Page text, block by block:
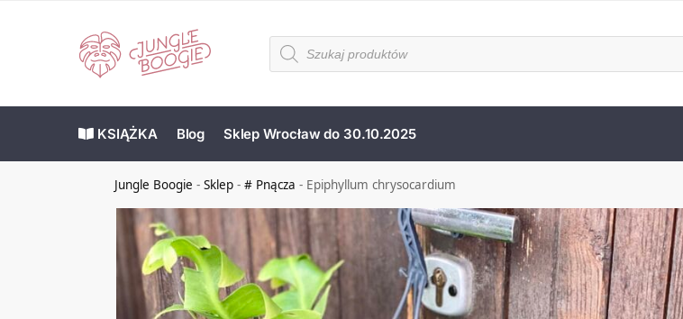
KSIĄŻKA Blog Sklep Wrocław do 30.10.2025
Jungle Boogie -Sklep -# Pnącza - Epiphyllum chrysocardium